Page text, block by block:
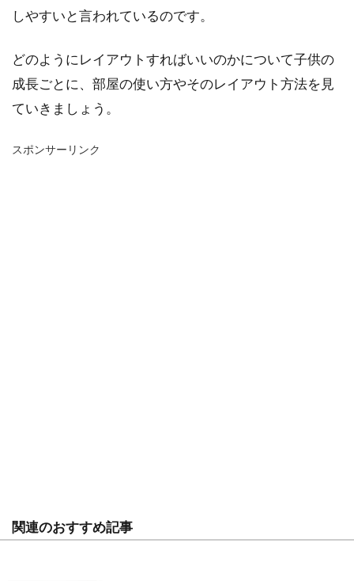
しやすいと言われているのです。
どのようにレイアウトすればいいのかについて子供の
成長ごとに、部屋の使い方やそのレイアウト方法を見
ていきましょう。
スポンサーリンク
関連のおすすめ記事